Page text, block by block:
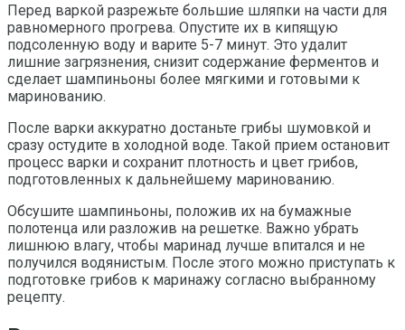
Перед варкой разрежьте большие шляпки на части для
равномерного прогрева. Опустите их в кипящую
подсоленную воду и варите 5-7 минут. Это удалит
лишние загрязнения, снизит содержание ферментов и
сделает шампиньоны более мягкими и готовыми к
маринованию.
После варки аккуратно достаньте грибы шумовкой и
сразу остудите в холодной воде. Такой прием остановит
процесс варки и сохранит плотность и цвет грибов,
подготовленных к дальнейшему маринованию.
Обсушите шампиньоны, положив их на бумажные
полотенца или разложив на решетке. Важно убрать
лишнюю влагу, чтобы маринад лучше впитался и не
получился водянистым. После этого можно приступать к
подготовке грибов к маринажу согласно выбранному
рецепту.